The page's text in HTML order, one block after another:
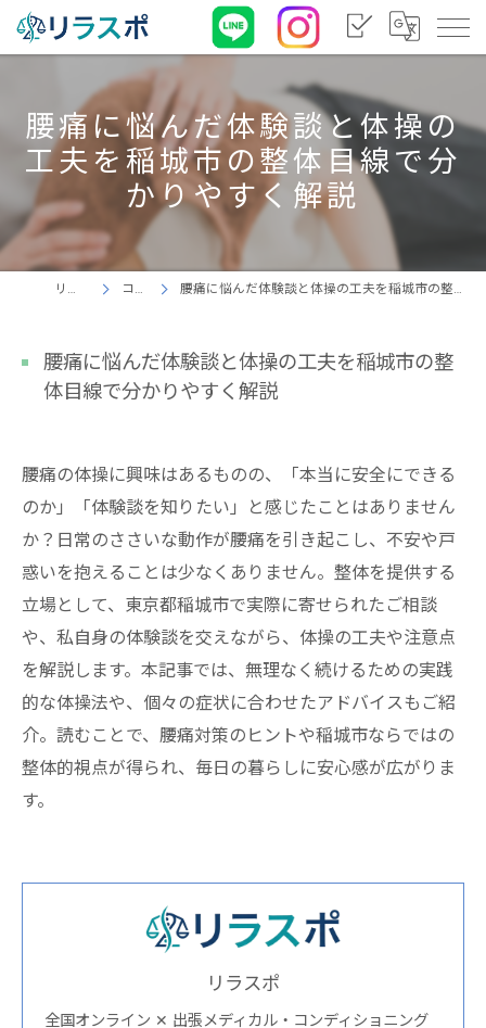
腰痛に悩んだ体験談と体操の
工夫を稲城市の整体目線で分
かりやすく解説
リラスポ コラム 腰痛に悩んだ体験談と体操の工夫を稲城市の整体目線で分かりやすく解説
腰痛に悩んだ体験談と体操の工夫を稲城市の整
体目線で分かりやすく解説
腰痛の体操に興味はあるものの、「本当に安全にできる
のか」「体験談を知りたい」と感じたことはありません
か？日常のささいな動作が腰痛を引き起こし、不安や戸
惑いを抱えることは少なくありません。整体を提供する
立場として、東京都稲城市で実際に寄せられたご相談
や、私自身の体験談を交えながら、体操の工夫や注意点
を解説します。本記事では、無理なく続けるための実践
的な体操法や、個々の症状に合わせたアドバイスもご紹
介。読むことで、腰痛対策のヒントや稲城市ならではの
整体的視点が得られ、毎日の暮らしに安心感が広がりま
す。
リラスポ
全国オンライン ✕ 出張メディカル・コンディショニング